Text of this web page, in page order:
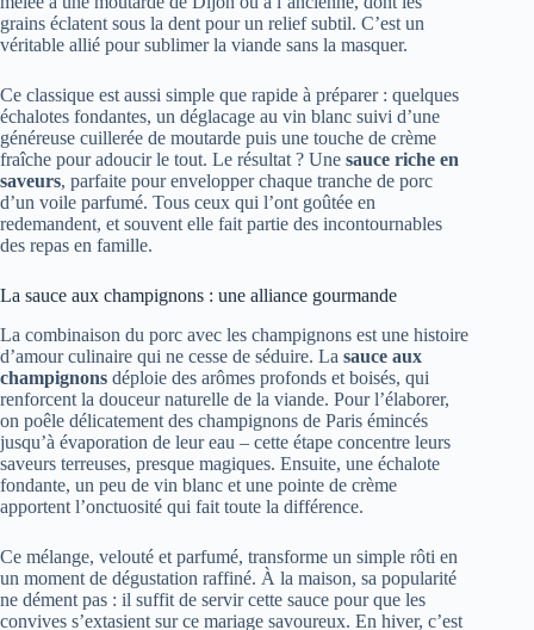
grains éclatent sous la dent pour un relief subtil. C’est un
véritable allié pour sublimer la viande sans la masquer.
Ce classique est aussi simple que rapide à préparer : quelques
échalotes fondantes, un déglacage au vin blanc suivi d’une
généreuse cuillerée de moutarde puis une touche de crème
fraîche pour adoucir le tout. Le résultat ? Une sauce riche en
saveurs, parfaite pour envelopper chaque tranche de porc
d’un voile parfumé. Tous ceux qui l’ont goûtée en
redemandent, et souvent elle fait partie des incontournables
des repas en famille.
La sauce aux champignons : une alliance gourmande
La combinaison du porc avec les champignons est une histoire
d’amour culinaire qui ne cesse de séduire. La sauce aux
champignons déploie des arômes profonds et boisés, qui
renforcent la douceur naturelle de la viande. Pour l’élaborer,
on poêle délicatement des champignons de Paris émincés
jusqu’à évaporation de leur eau – cette étape concentre leurs
saveurs terreuses, presque magiques. Ensuite, une échalote
fondante, un peu de vin blanc et une pointe de crème
apportent l’onctuosité qui fait toute la différence.
Ce mélange, velouté et parfumé, transforme un simple rôti en
un moment de dégustation raffiné. À la maison, sa popularité
ne dément pas : il suffit de servir cette sauce pour que les
convives s’extasient sur ce mariage savoureux. En hiver, c’est